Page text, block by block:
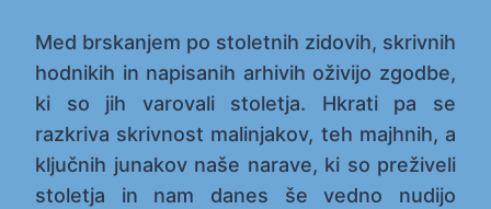
Med brskanjem po stoletnih zidovih, skrivnih
hodnikih in napisanih arhivih oživijo zgodbe,
ki so jih varovali stoletja. Hkrati pa se
razkriva skrivnost malinjakov, teh majhnih, a
ključnih junakov naše narave, ki so preživeli
stoletja in nam danes še vedno nudijo